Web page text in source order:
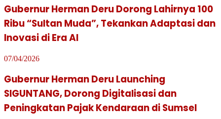
Gubernur Herman Deru Dorong Lahirnya 100
Ribu “Sultan Muda”, Tekankan Adaptasi dan
Inovasi di Era AI
07/04/2026
Gubernur Herman Deru Launching
SIGUNTANG, Dorong Digitalisasi dan
Peningkatan Pajak Kendaraan di Sumsel